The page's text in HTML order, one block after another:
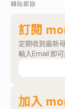
轉貼節錄
訂閱
定期收到最新
輸入Email 即
加入